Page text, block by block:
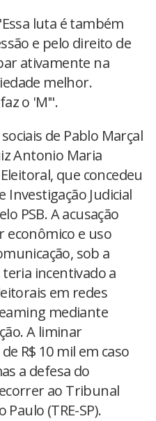
luta é também
e pelo direito de
ativamente na
melhor.
o 'M'".
de Pablo Marçal
Antonio Maria
que concedeu
Investigação Judicial
PSB. A acusação
econômico e uso
sob a
incentivado a
em redes
mediante
A liminar
R$ 10 mil em caso
a defesa do
ao Tribunal
Paulo (TRE-SP).